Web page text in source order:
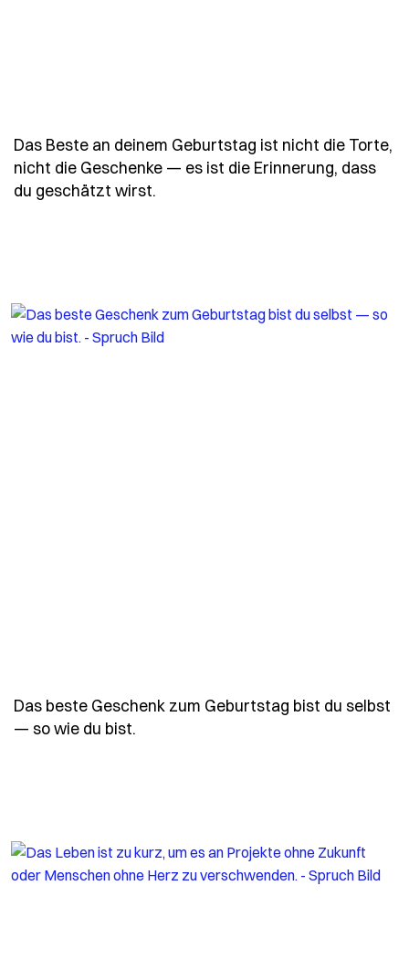
Das Beste an deinem Geburtstag ist nicht die Torte,
nicht die Geschenke — es ist die Erinnerung, dass
du geschätzt wirst.
Das beste Geschenk zum Geburtstag bist du selbst
— so wie du bist.